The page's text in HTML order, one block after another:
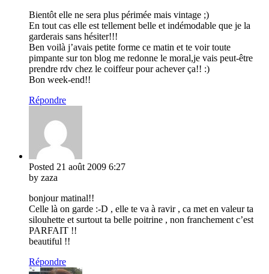
Bientôt elle ne sera plus périmée mais vintage ;)
En tout cas elle est tellement belle et indémodable que je la
garderais sans hésiter!!!
Ben voilà j’avais petite forme ce matin et te voir toute
pimpante sur ton blog me redonne le moral,je vais peut-être
prendre rdv chez le coiffeur pour achever ça!! :)
Bon week-end!!
Répondre
Posted 21 août 2009 6:27
by zaza
bonjour matinal!!
Celle là on garde :-D , elle te va à ravir , ca met en valeur ta
silouhette et surtout ta belle poitrine , non franchement c’est
PARFAIT !!
beautiful !!
Répondre